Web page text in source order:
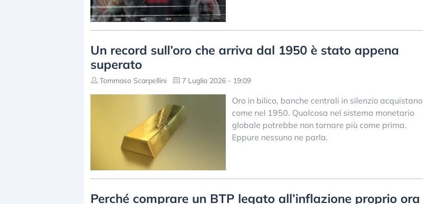
Un record sull’oro che arriva dal 1950 è stato appena
superato
Tommaso Scarpellini 7 Luglio 2026 - 19:09
Oro in bilico, banche centrali in silenzio acquistano
come nel 1950. Qualcosa nel sistema monetario
globale potrebbe non tornare più come prima.
Eppure nessuno ne parla.
Perché comprare un BTP legato all’inflazione proprio ora